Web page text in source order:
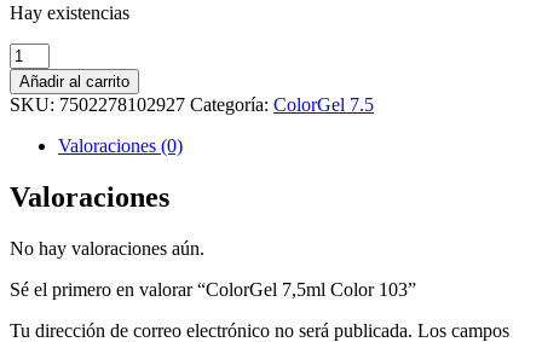
Hay existencias
ColorGel
7,5ml
Color
103
cantidad
Añadir al carrito
SKU: 7502278102927 Categoría: ColorGel 7.5
Valoraciones (0)
Valoraciones
No hay valoraciones aún.
Sé el primero en valorar “ColorGel 7,5ml Color 103”
Tu dirección de correo electrónico no será publicada. Los campos